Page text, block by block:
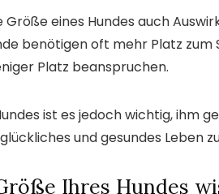
eines Hundes auch
benötigen oft mehr Platz zum
Platz beanspruchen.
ist es jedoch wichtig, ihm
und gesundes Leben
Ihres Hundes